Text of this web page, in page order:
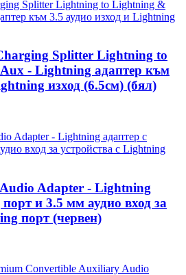
Splitter Lightning to
- Lightning адаптер към
изход (6.5см) (бял)
Adapter - Lightning
и 3.5 мм аудио вход за
порт (червен)